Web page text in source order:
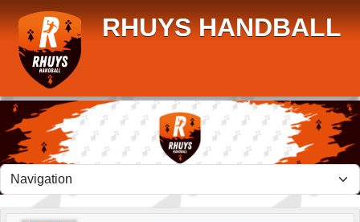
RHUYS HANDBALL
Panneau de gestion des cookies